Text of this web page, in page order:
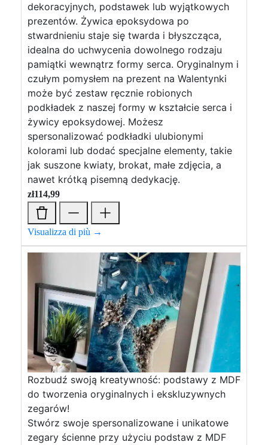
dekoracyjnych, podstawek lub wyjątkowych
prezentów. Żywica epoksydowa po
stwardnieniu staje się twarda i błyszcząca,
idealna do uchwycenia dowolnego rodzaju
pamiątki wewnątrz formy serca. Oryginalnym i
czułym pomysłem na prezent na Walentynki
może być zestaw ręcznie robionych
podkładek z naszej formy w kształcie serca i
żywicy epoksydowej. Możesz
spersonalizować podkładki ulubionymi
kolorami lub dodać specjalne elementy, takie
jak suszone kwiaty, brokat, małe zdjęcia, a
nawet krótką pisemną dedykację.
zł114,99
Visualizza di più →
Rozbudź swoją kreatywność: podstawy z MDF
do tworzenia oryginalnych i ekskluzywnych
zegarów!
Stwórz swoje spersonalizowane i unikatowe
zegary ścienne przy użyciu podstaw z MDF